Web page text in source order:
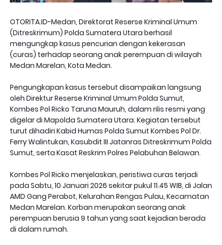
OTORITA.ID-Medan, Direktorat Reserse Kriminal Umum
(Ditreskrimum) Polda Sumatera Utara berhasil
mengungkap kasus pencurian dengan kekerasan
(curas) terhadap seorang anak perempuan di wilayah
Medan Marelan, Kota Medan.
Pengungkapan kasus tersebut disampaikan langsung
oleh Direktur Reserse Kriminal Umum Polda Sumut,
Kombes Pol Ricko Taruna Mauruh, dalam rilis resmi yang
digelar di Mapolda Sumatera Utara. Kegiatan tersebut
turut dihadiri Kabid Humas Polda Sumut Kombes Pol Dr.
Ferry Walintukan, Kasubdit III Jatanras Ditreskrimum Polda
Sumut, serta Kasat Reskrim Polres Pelabuhan Belawan.
Kombes Pol Ricko menjelaskan, peristiwa curas terjadi
pada Sabtu, 10 Januari 2026 sekitar pukul 11.45 WIB, di Jalan
AMD Gang Perabot, Kelurahan Rengas Pulau, Kecamatan
Medan Marelan. Korban merupakan seorang anak
perempuan berusia 9 tahun yang saat kejadian berada
di dalam rumah.